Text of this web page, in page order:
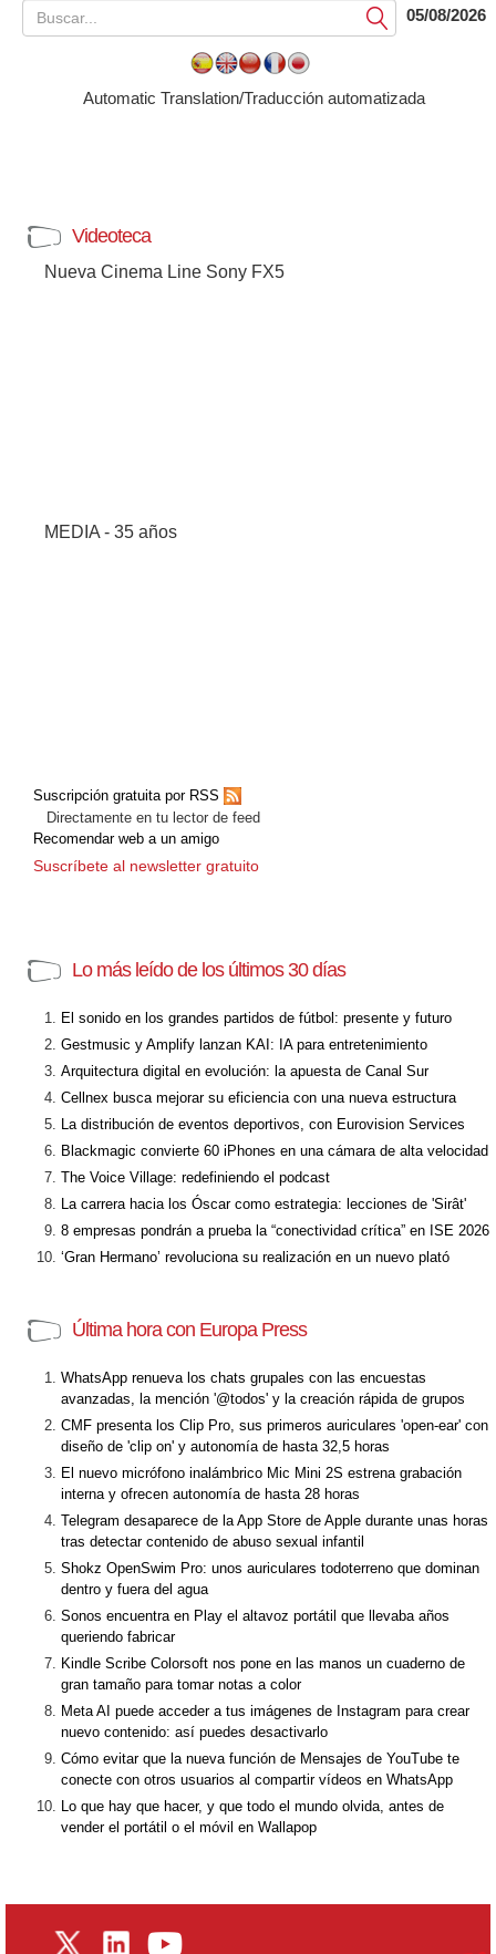
Submit05/08/2026
Automatic Translation/Traducción automatizada
Videoteca
Nueva Cinema Line Sony FX5
MEDIA - 35 años
Suscripción gratuita por RSS
Directamente en tu lector de feed
Recomendar web a un amigo
Suscríbete al newsletter gratuito
Lo más leído de los últimos 30 días
El sonido en los grandes partidos de fútbol: presente y futuro
Gestmusic y Amplify lanzan KAI: IA para entretenimiento
Arquitectura digital en evolución: la apuesta de Canal Sur
Cellnex busca mejorar su eficiencia con una nueva estructura
La distribución de eventos deportivos, con Eurovision Services
Blackmagic convierte 60 iPhones en una cámara de alta velocidad
The Voice Village: redefiniendo el podcast
La carrera hacia los Óscar como estrategia: lecciones de 'Sirât'
8 empresas pondrán a prueba la “conectividad crítica” en ISE 2026
‘Gran Hermano’ revoluciona su realización en un nuevo plató
Última hora con Europa Press
WhatsApp renueva los chats grupales con las encuestas
avanzadas, la mención '@todos' y la creación rápida de grupos
CMF presenta los Clip Pro, sus primeros auriculares 'open-ear' con
diseño de 'clip on' y autonomía de hasta 32,5 horas
El nuevo micrófono inalámbrico Mic Mini 2S estrena grabación
interna y ofrecen autonomía de hasta 28 horas
Telegram desaparece de la App Store de Apple durante unas horas
tras detectar contenido de abuso sexual infantil
Shokz OpenSwim Pro: unos auriculares todoterreno que dominan
dentro y fuera del agua
Sonos encuentra en Play el altavoz portátil que llevaba años
queriendo fabricar
Kindle Scribe Colorsoft nos pone en las manos un cuaderno de
gran tamaño para tomar notas a color
Meta AI puede acceder a tus imágenes de Instagram para crear
nuevo contenido: así puedes desactivarlo
Cómo evitar que la nueva función de Mensajes de YouTube te
conecte con otros usuarios al compartir vídeos en WhatsApp
Lo que hay que hacer, y que todo el mundo olvida, antes de
vender el portátil o el móvil en Wallapop